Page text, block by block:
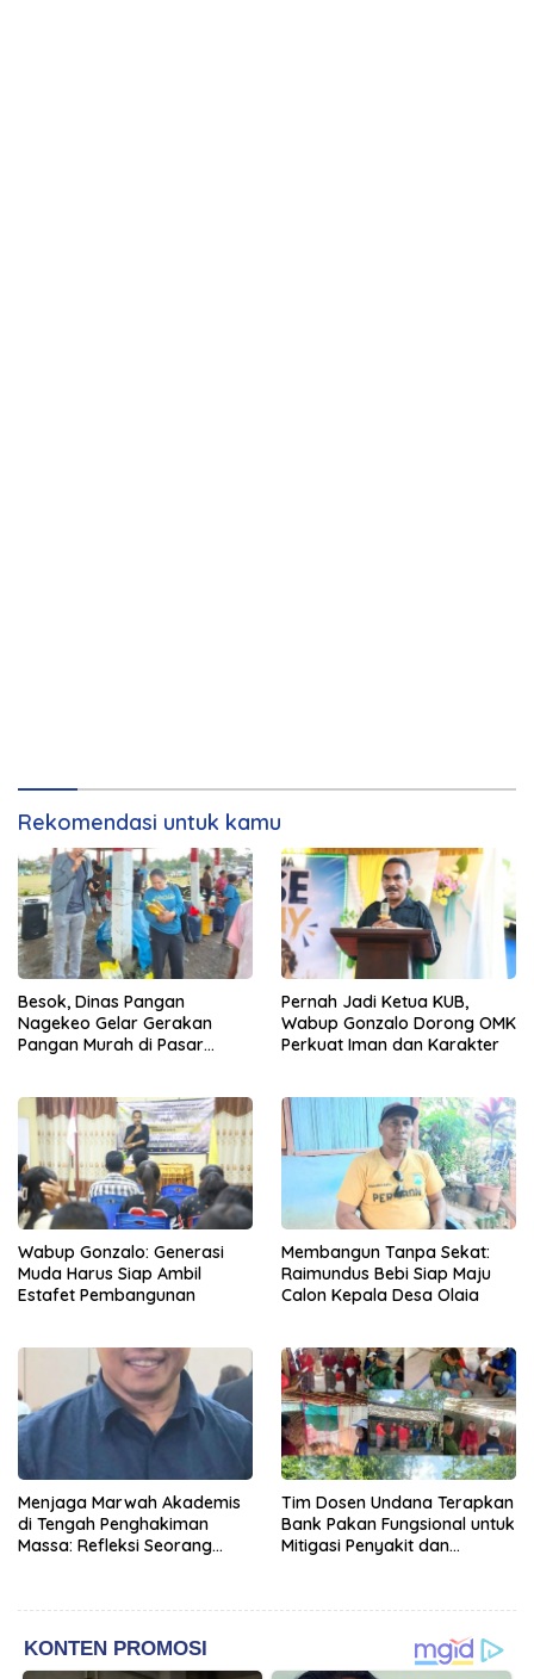
Rekomendasi untuk kamu
Besok, Dinas Pangan
Nagekeo Gelar Gerakan
Pangan Murah di Pasar
Pernah Jadi Ketua KUB,
Wabup Gonzalo Dorong OMK
Perkuat Iman dan Karakter
Wabup Gonzalo: Generasi
Muda Harus Siap Ambil
Estafet Pembangunan
Membangun Tanpa Sekat:
Raimundus Bebi Siap Maju
Calon Kepala Desa Olaia
Menjaga Marwah Akademis
di Tengah Penghakiman
Massa: Refleksi Seorang
Tim Dosen Undana Terapkan
Bank Pakan Fungsional untuk
Mitigasi Penyakit dan